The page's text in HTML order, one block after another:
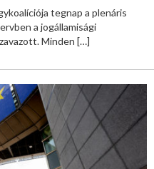
tegnap a plenáris
a jogállamisági
Minden […]